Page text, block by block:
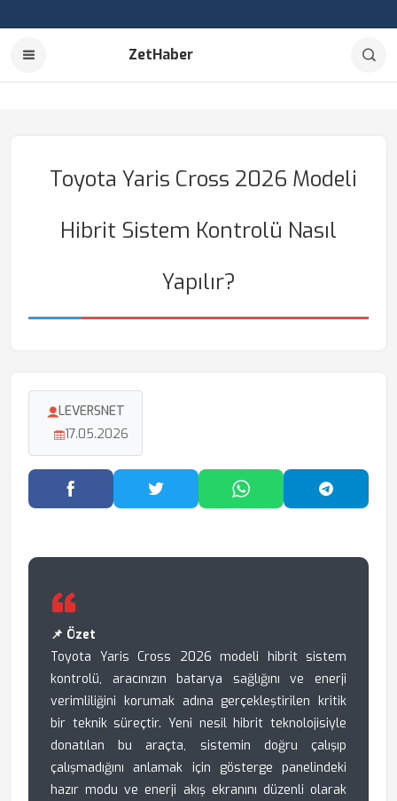
ZetHaber
Toyota Yaris Cross 2026 Modeli
Hibrit Sistem Kontrolü Nasıl
Yapılır?
LEVERSNET
17.05.2026
Facebook'ta PaylaşTwitter'da PaylaşWhatsApp'ta Paylaş
📌 Özet
Toyota Yaris Cross 2026 modeli hibrit sistem
kontrolü, aracınızın batarya sağlığını ve enerji
verimliliğini korumak adına gerçekleştirilen kritik
bir teknik süreçtir. Yeni nesil hibrit teknolojisiyle
donatılan bu araçta, sistemin doğru çalışıp
çalışmadığını anlamak için gösterge panelindeki
hazır modu ve enerji akış ekranını düzenli olarak